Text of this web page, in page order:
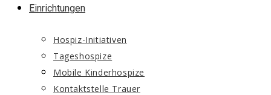
Einrichtungen
Hospiz-Initiativen
Tageshospize
Mobile Kinderhospize
Kontaktstelle Trauer